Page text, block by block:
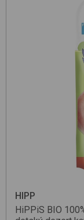
HIPP
HiPPiS BIO